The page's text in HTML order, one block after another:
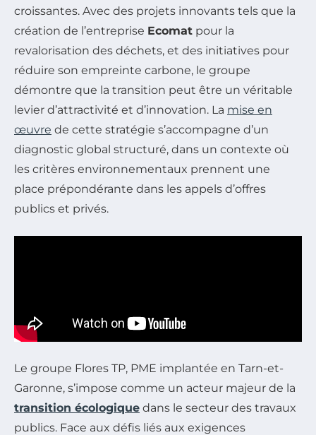
croissantes. Avec des projets innovants tels que la
création de l’entreprise Ecomat pour la
revalorisation des déchets, et des initiatives pour
réduire son empreinte carbone, le groupe
démontre que la transition peut être un véritable
levier d’attractivité et d’innovation. La mise en
œuvre de cette stratégie s’accompagne d’un
diagnostic global structuré, dans un contexte où
les critères environnementaux prennent une
place prépondérante dans les appels d’offres
publics et privés.
Le groupe Flores TP, PME implantée en Tarn-et-
Garonne, s’impose comme un acteur majeur de la
transition écologique dans le secteur des travaux
publics. Face aux défis liés aux exigences